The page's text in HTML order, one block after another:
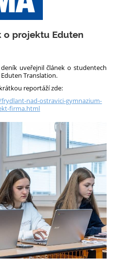
o projektu Eduten
uveřejnil článek o studentech
Translation.
reportáží zde:
nad-ostravici-gymnazium-
firma.html